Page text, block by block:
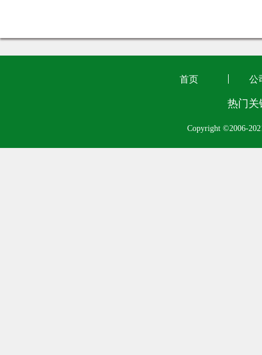
首页 公
热门
Copyright ©2006-